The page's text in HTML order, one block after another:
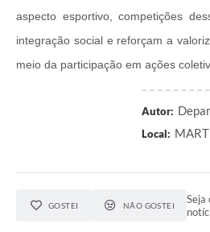
Audiências Públicas
Arquivos para Download
aspecto esportivo, competições
integração social e reforçam a
meio da participação em ações
Autor:
Local:
GOSTEI NÃO GOSTEI
Seja